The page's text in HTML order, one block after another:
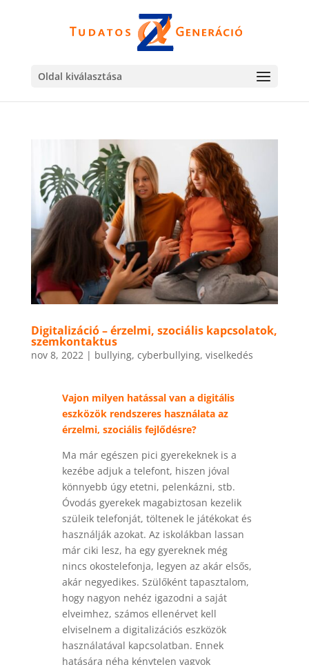
Oldal kiválasztása
Digitalizáció – érzelmi, szociális kapcsolatok,
szemkontaktus
nov 8, 2022| bullying, cyberbullying, viselkedés
Vajon milyen hatással van a digitális
eszközök rendszeres használata az
érzelmi, szociális fejlődésre?
Ma már egészen pici gyerekeknek is a
kezébe adjuk a telefont, hiszen jóval
könnyebb úgy etetni, pelenkázni, stb.
Óvodás gyerekek magabiztosan kezelik
szüleik telefonját, töltenek le játékokat és
használják azokat. Az iskolákban lassan
már ciki lesz, ha egy gyereknek még
nincs okostelefonja, legyen az akár elsős,
akár negyedikes. Szülőként tapasztalom,
hogy nagyon nehéz igazodni a saját
elveimhez, számos ellenérvet kell
elviselnem a digitalizációs eszközök
használatával kapcsolatban. Ennek
hatására néha kénytelen vagyok